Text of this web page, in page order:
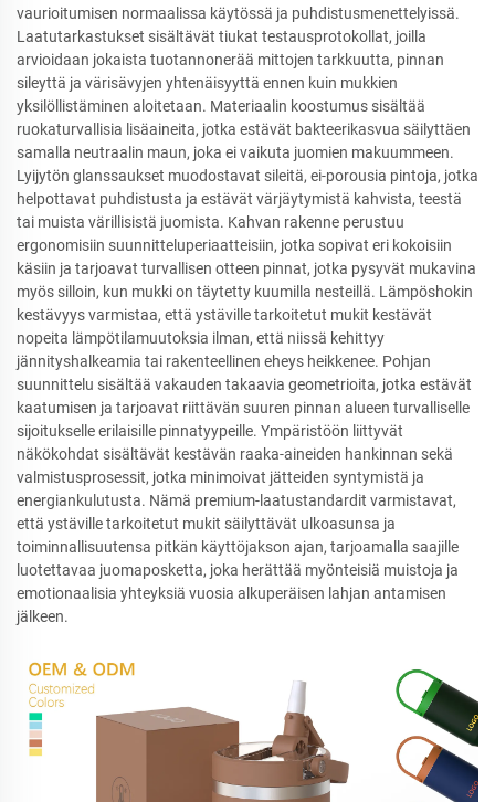
vaurioitumisen normaalissa käytössä ja puhdistusmenettelyissä.
Laatutarkastukset sisältävät tiukat testausprotokollat, joilla
arvioidaan jokaista tuotannonerää mittojen tarkkuutta, pinnan
sileyttä ja värisävyjen yhtenäisyyttä ennen kuin mukkien
yksilöllistäminen aloitetaan. Materiaalin koostumus sisältää
ruokaturvallisia lisäaineita, jotka estävät bakteerikasvua säilyttäen
samalla neutraalin maun, joka ei vaikuta juomien makuummeen.
Lyijytön glanssaukset muodostavat sileitä, ei-porousia pintoja, jotka
helpottavat puhdistusta ja estävät värjäytymistä kahvista, teestä
tai muista värillisistä juomista. Kahvan rakenne perustuu
ergonomisiin suunnitteluperiaatteisiin, jotka sopivat eri kokoisiin
käsiin ja tarjoavat turvallisen otteen pinnat, jotka pysyvät mukavina
myös silloin, kun mukki on täytetty kuumilla nesteillä. Lämpöshokin
kestävyys varmistaa, että ystäville tarkoitetut mukit kestävät
nopeita lämpötilamuutoksia ilman, että niissä kehittyy
jännityshalkeamia tai rakenteellinen eheys heikkenee. Pohjan
suunnittelu sisältää vakauden takaavia geometrioita, jotka estävät
kaatumisen ja tarjoavat riittävän suuren pinnan alueen turvalliselle
sijoitukselle erilaisille pinnatyypeille. Ympäristöön liittyvät
näkökohdat sisältävät kestävän raaka-aineiden hankinnan sekä
valmistusprosessit, jotka minimoivat jätteiden syntymistä ja
energiankulutusta. Nämä premium-laatustandardit varmistavat,
että ystäville tarkoitetut mukit säilyttävät ulkoasunsa ja
toiminnallisuutensa pitkän käyttöjakson ajan, tarjoamalla saajille
luotettavaa juomaposketta, joka herättää myönteisiä muistoja ja
emotionaalisia yhteyksiä vuosia alkuperäisen lahjan antamisen
jälkeen.